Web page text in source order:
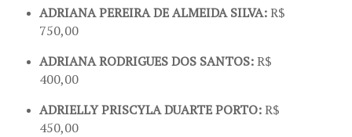
ADRIANA PEREIRA DE ALMEIDA SILVA:R$
750,00
ADRIANA RODRIGUES DOS SANTOS:R$
400,00
ADRIELLY PRISCYLA DUARTE PORTO:R$
450,00